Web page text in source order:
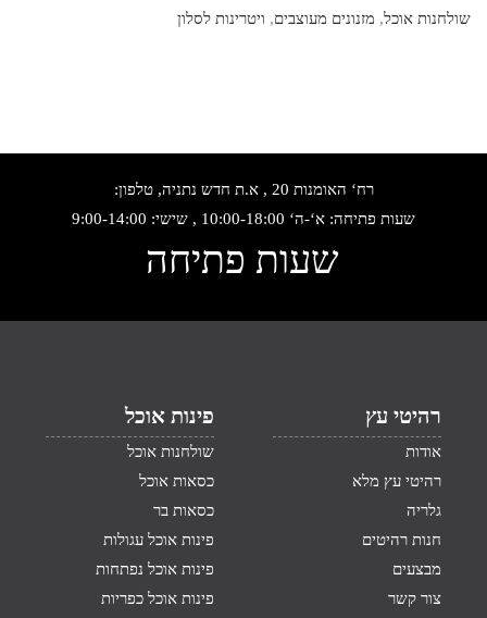
שולחנות אוכל, מזנונים מעוצבים, ויטרינות לסלון
רח‘ האומנות 20 , א.ת חדש נתניה, טלפון:
שעות פתיחה: א‘-ה‘ 10:00-18:00 , שישי: 9:00-14:00
שעות פתיחה
רהיטי עץ
אודות
רהיטי עץ מלא
גלריה
חנות רהיטים
מבצעים
צור קשר
פינות אוכל
שולחנות אוכל
כסאות אוכל
כסאות בר
פינות אוכל עגולות
פינות אוכל נפתחות
פינות אוכל כפריות